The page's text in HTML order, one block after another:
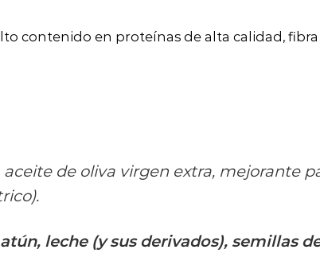
contenido en proteínas de alta calidad,
de oliva virgen extra, mejorante
leche (y sus derivados), semillas